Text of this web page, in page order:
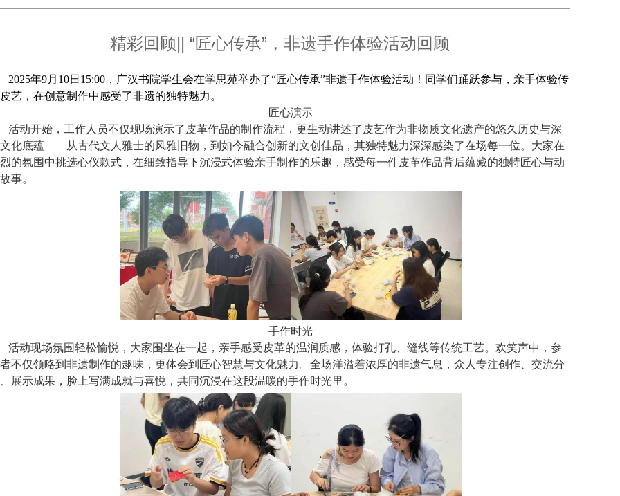
精彩回顾|| “匠心传承”，非遗手作体验活动回顾
2025年9月 10日 15:00 ，广汉书院学生会在学思苑举办了“匠心传承”非遗手作体验活动！同学们踊跃参与，亲手体验传
艺，在创意制作中感受了非遗的独特魅力。
匠心演示
活动开始，工作人员不仅现场演示了皮革作品的制作流程，更生动讲述了皮艺作为非物质文化遗产的悠久历史与深
化底蕴——从古代文人雅士的风雅旧物，到如今融合创新的文创佳品，其独特魅力深深感染了在场每一位。大家在
的氛围中挑选心仪款式，在细致指导下沉浸式体验亲手制作的乐趣，感受每一件皮革作品背后蕴藏的独特匠心与动
事。
手作时光
活动现场氛围轻松愉悦，大家围坐在一起，亲手感受皮革的温润质感，体验打孔、缝线等传统工艺。欢笑声中，参
不仅领略到非遗制作的趣味，更体会到匠心智慧与文化魅力。全场洋溢着浓厚的非遗气息，众人专注创作、交流分
展示成果，脸上写满成就与喜悦，共同沉浸在这段温暖的手作时光里。